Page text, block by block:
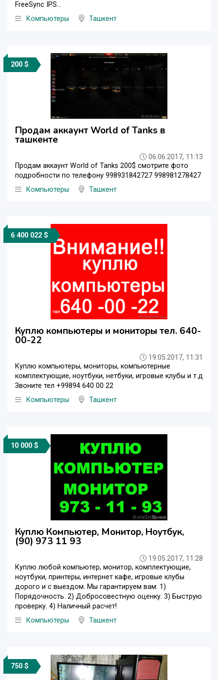
FreeSync IPS...
Компьютеры
Ташкент
200 $
Продам аккаунт World of Tanks в
ташкенте
06.06.2017, 11:13
Продам аккаунт World of Tanks 200$ смотрите фото
подробности по телефону 998931842727 998981278427
Компьютеры
Ташкент
6 400 022 $
Куплю компьютеры и мониторы тел. 640-
00-22
19.05.2017, 11:31
Куплю компьютеры, мониторы, компьютерные
комплектующие, ноутбуки, нетбуки, игровые клубы и т.д
Звоните тел +99894 640 00 22
Компьютеры
Ташкент
10 000 $
Куплю Компьютер, Монитор, Ноутбук,
(90) 973 11 93
19.05.2017, 11:28
Куплю любой компьютер, монитор, комплектующие,
ноутбуки, принтеры, интернет кафе, игровые клубы
дорого и с выездом. Мы гарантируем вам: 1)
Порядочность. 2) Добросовестную оценку. 3) Быструю
проверку. 4) Наличный расчет!
Компьютеры
Ташкент
750 $